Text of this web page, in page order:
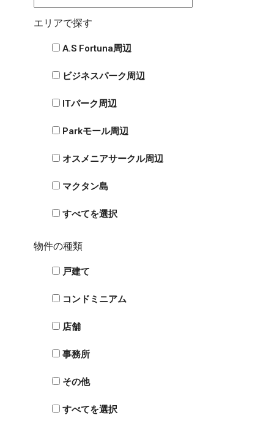
エリアで探す
A.S Fortuna周辺
ビジネスパーク周辺
ITパーク周辺
Parkモール周辺
オスメニアサークル周辺
マクタン島
すべてを選択
物件の種類
戸建て
コンドミニアム
店舗
事務所
その他
すべてを選択